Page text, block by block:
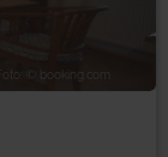
Foto: © booking.com